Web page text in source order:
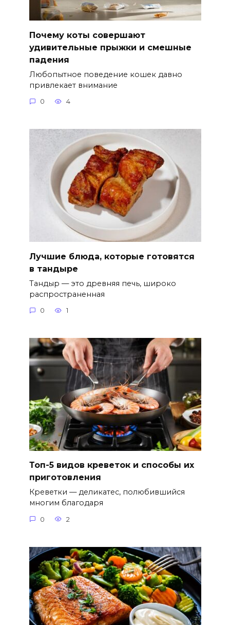
Почему коты совершают
удивительные прыжки и смешные
падения
Любопытное поведение кошек давно
привлекает внимание
0 4
Лучшие блюда, которые готовятся
в тандыре
Тандыр — это древняя печь, широко
распространенная
0 1
Топ-5 видов креветок и способы их
приготовления
Креветки — деликатес, полюбившийся
многим благодаря
0 2